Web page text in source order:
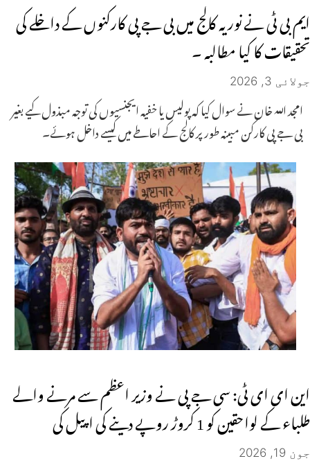
ایم بی ٹی نے نوریہ کالج میں بی جے پی کارکنوں کے داخلے کی
تحقیقات کا کیا مطالبہ ۔
جولائی 3, 2026
امجد اللہ خان نے سوال کیا کہ پولیس یا خفیہ ایجنسیوں کی توجہ مبذول کیے بغیر
بی جے پی کارکن مبینہ طور پر کالج کے احاطے میں کیسے داخل ہوئے۔
این ای ای ٹی: سی جے پی نے وزیر اعظم سے مرنے والے
طلباء کے لواحقین کو 1 کروڑ روپے دینے کی اپیل کی
جون 19, 2026